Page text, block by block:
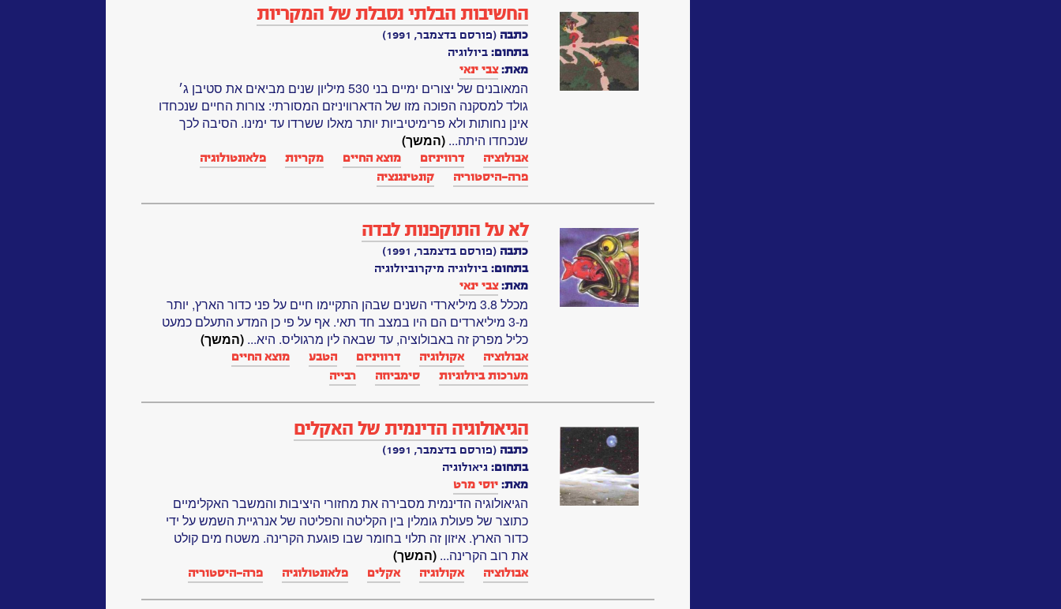
החשיבות הבלתי נסבלת של המקריות
כתבה (פורסם בדצמבר, 1991)
בתחום: ביולוגיה
מאת:צבי ינאי
המאובנים של יצורים ימיים בני 530 מיליון שנים מביאים את סטיבן ג׳
גולד למסקנה הפוכה מזו של הדארוויניזם המסורתי: צורות החיים שנכחדו
אינן נחותות ולא פרימיטיביות יותר מאלו ששרדו עד ימינו. הסיבה לכך
שנכחדו היתה... (המשך)
אבולוציה דרוויניזם מוצא החיים מקריות
פלאונטולוגיה
פרה-היסטוריה
קונטינגנציה
לא על התוקפנות לבדה
כתבה (פורסם בדצמבר, 1991)
בתחום: ביולוגיה מיקרוביולוגיה
מאת:צבי ינאי
מכלל 3.8 מיליארדי השנים שבהן התקיימו חיים על פני כדור הארץ, יותר
מ-3 מיליארדים הם היו במצב חד תאי. אף על פי כן המדע התעלם כמעט
כליל מפרק זה באבולוציה, עד שבאה לין מרגוליס. היא... (המשך)
אבולוציה אקולוגיה דרוויניזם הטבע
מוצא החיים
מערכות ביולוגיות‏
סימביוזה רבייה
הגיאולוגיה הדינמית של האקלים
כתבה (פורסם בדצמבר, 1991)
בתחום: גיאולוגיה
מאת: יוסי מרט
הגיאולוגיה הדינמית מסבירה את מחזורי היציבות והמשבר האקלימיים
כתוצר של פעולת גומלין בין הקליטה והפליטה של אנרגיית השמש על ידי
כדור הארץ. איזון זה תלוי בחומר שבו פוגעת הקרינה. משטח מים קולט
את רוב הקרינה... (המשך)
אבולוציה אקולוגיה אקלים פלאונטולוגיה פרה-היסטוריה